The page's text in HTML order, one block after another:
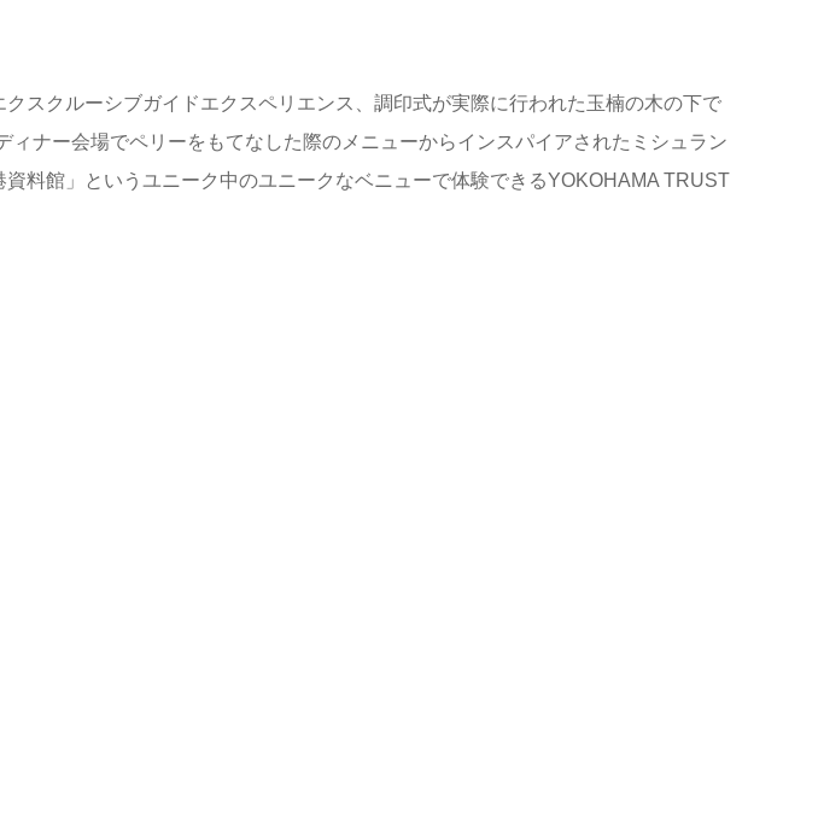
スクルーシブガイドエクスペリエンス、調印式が実際に行われた玉楠の木の下で
ナー会場でペリーをもてなした際のメニューからインスパイアされたミシュラン
料館」というユニーク中のユニークなベニューで体験できるYOKOHAMA TRUST